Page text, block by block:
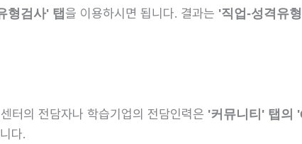
형검사' 탭을 이용하시면 됩니다. 결과는 '직업-성격유
터의 전담자나 학습기업의 전담인력은 '커뮤니티' 탭의
다.